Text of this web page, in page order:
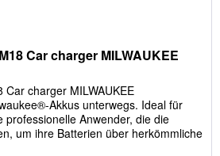
Car charger MILWAUKEE
charger MILWAUKEE
Akkus unterwegs. Ideal für
professionelle Anwender, die die
um ihre Batterien über herkömmliche